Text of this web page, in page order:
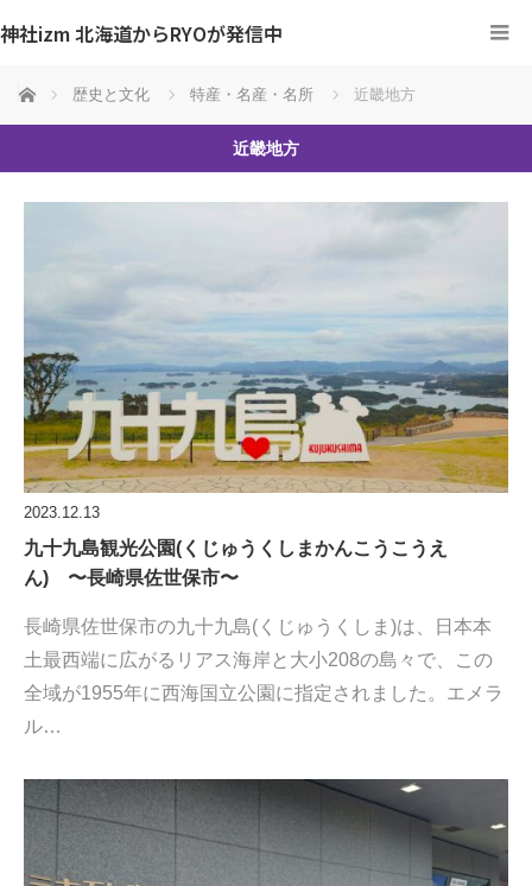
神社izm 北海道からRYOが発信中
ホーム 歴史と文化 特産・名産・名所 近畿地方
近畿地方
2023.12.13
九十九島観光公園(くじゅうくしまかんこうこうえ
ん) 〜長崎県佐世保市〜
長崎県佐世保市の九十九島(くじゅうくしま)は、日本本
土最西端に広がるリアス海岸と大小208の島々で、この
全域が1955年に西海国立公園に指定されました。エメラ
ル…